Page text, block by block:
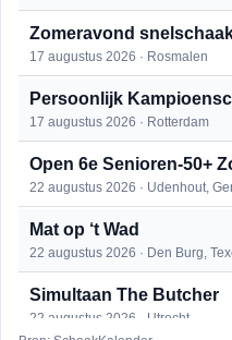
Zomeravond
17 augustus 2026 · Rosmalen
Persoonlijk
17 augustus 2026 · Rotterdam
Open 6e Senioren-50+
22 augustus 2026 · Udenhout,
Mat op ‘t Wad
22 augustus 2026 · Den Burg,
Simultaan The Butcher
22 augustus 2026 · Utrecht